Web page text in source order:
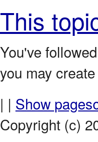
This
You've
you may
| | Show
Copyright (c)